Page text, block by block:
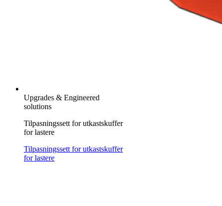
Upgrades & Engineered
solutions
Tilpasningssett for utkastskuffer
for lastere
Tilpasningssett for utkastskuffer
for lastere